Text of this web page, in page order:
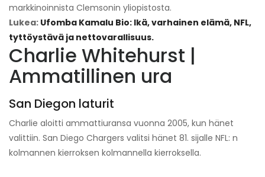
markkinoinnista Clemsonin yliopistosta.
Lukea: Ufomba Kamalu Bio: Ikä, varhainen elämä, NFL,
tyttöystävä ja nettovarallisuus.
Charlie Whitehurst |
Ammatillinen ura
San Diegon laturit
Charlie aloitti ammattiuransa vuonna 2005, kun hänet
valittiin. San Diego Chargers valitsi hänet 81. sijalle NFL: n
kolmannen kierroksen kolmannella kierroksella.